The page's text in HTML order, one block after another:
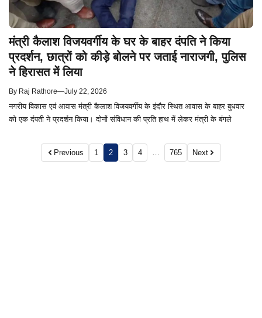
मंत्री कैलाश विजयवर्गीय के घर के बाहर दंपति ने किया
प्रदर्शन, छात्रों को कीड़े बोलने पर जताई नाराजगी, पुलिस
ने हिरासत में लिया
By Raj Rathore—July 22, 2026
नगरीय विकास एवं आवास मंत्री कैलाश विजयवर्गीय के इंदौर स्थित आवास के बाहर बुधवार
को एक दंपती ने प्रदर्शन किया। दोनों संविधान की प्रति हाथ में लेकर मंत्री के बंगले
Previous 1 2 3 4 765 Next